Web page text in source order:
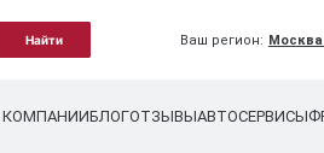
Найти Ваш регион:
КОМПАНИИБЛОГОТЗЫВЫАВТОСЕРВИСЫ